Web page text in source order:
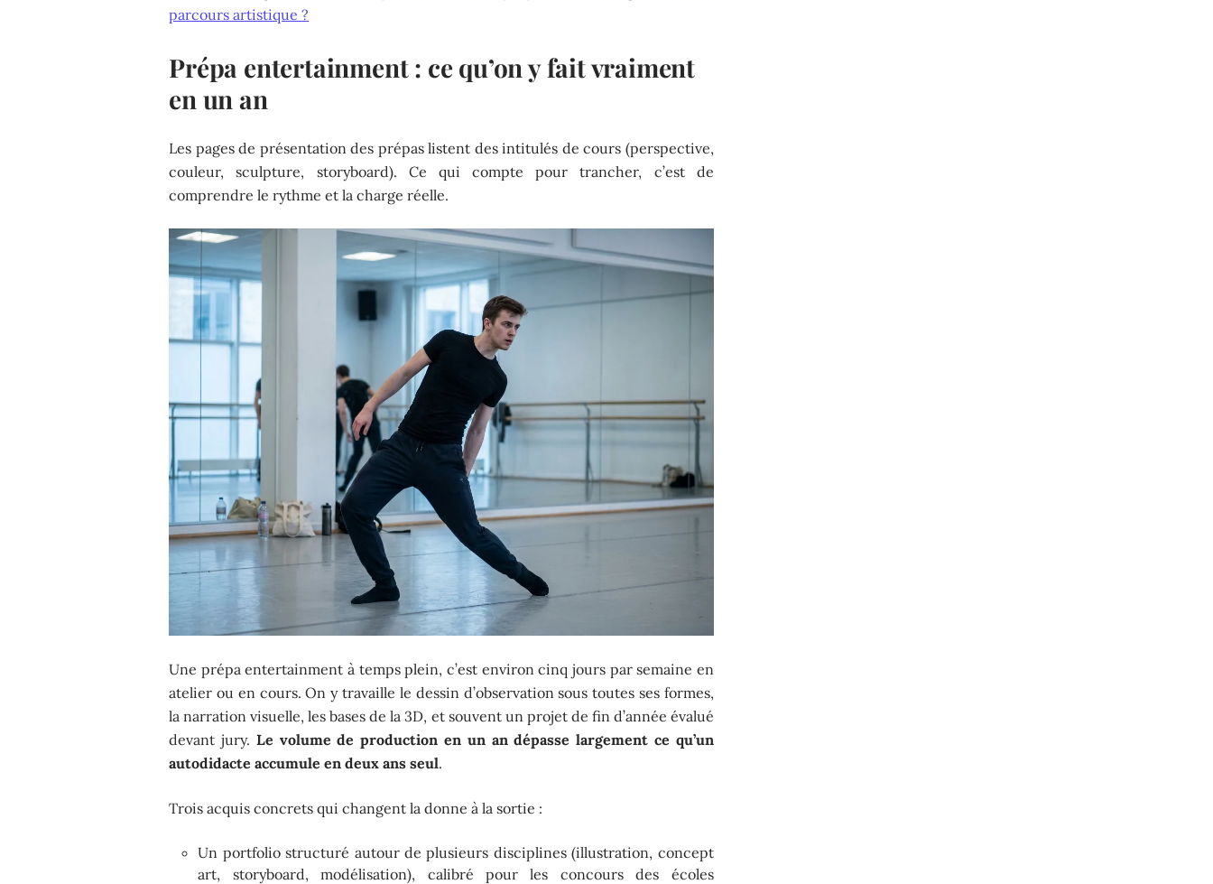
parcours artistique ?
Prépa entertainment : ce qu’on y fait vraiment
en un an
Les pages de présentation des prépas listent des intitulés de cours (perspective,
couleur, sculpture, storyboard). Ce qui compte pour trancher, c’est de
comprendre le rythme et la charge réelle.
Une prépa entertainment à temps plein, c’est environ cinq jours par semaine en
atelier ou en cours. On y travaille le dessin d’observation sous toutes ses formes,
la narration visuelle, les bases de la 3D, et souvent un projet de fin d’année évalué
devant jury. Le volume de production en un an dépasse largement ce qu’un
autodidacte accumule en deux ans seul.
Trois acquis concrets qui changent la donne à la sortie :
Un portfolio structuré autour de plusieurs disciplines (illustration, concept
art, storyboard, modélisation), calibré pour les concours des écoles